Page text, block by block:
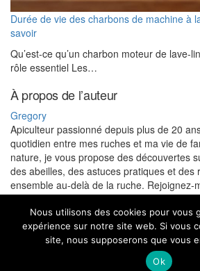
Durée de vie des charbons de machine à
savoir
Qu’est-ce qu’un charbon moteur de lave-
rôle essentiel Les…
À propos de l’auteur
Gregory
Apiculteur passionné depuis plus de 20
quotidien entre mes ruches et ma vie de
nature, je vous propose des découvertes
des abeilles, des astuces pratiques et des
ensemble au-delà de la ruche. Rejoignez-
l'apiculture et profiter de mes conseils
nature.
Teppaz & Co - Tous droits reservés
Nous utilisons des cookies pour vous
expérience sur notre site web. Si vous
site, nous supposerons que vous
Ok